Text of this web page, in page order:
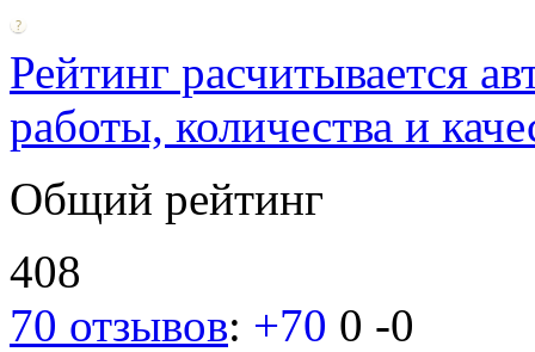
Рейтинг расчитывается
работы, количества и
Общий рейтинг
408
70 отзывов: +70 0 -0